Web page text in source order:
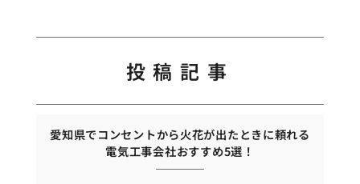
投稿記事
愛知県でコンセントから火花が出たときに頼れる
電気工事会社おすすめ5選！